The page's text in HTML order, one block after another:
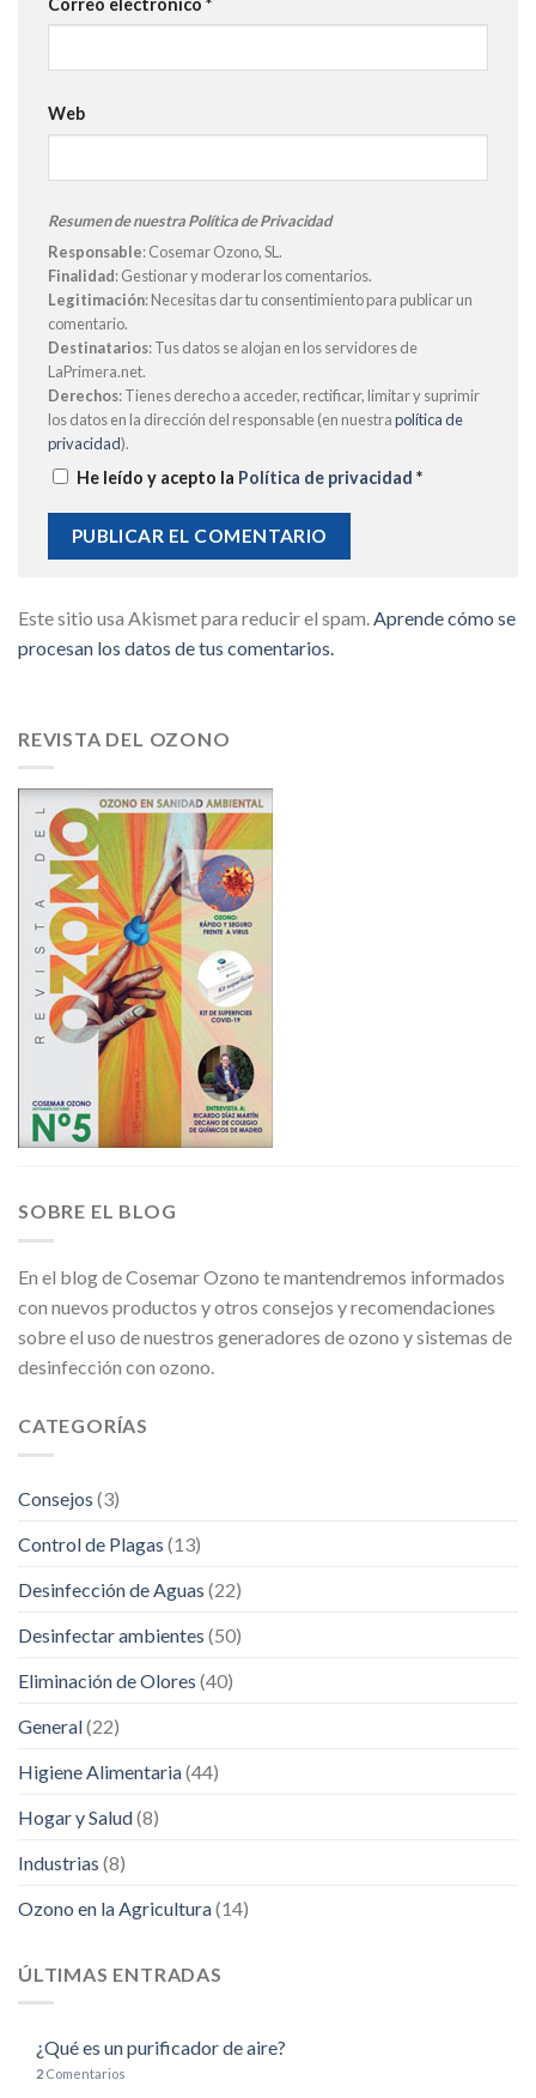
Web
Resumen de nuestra Política de Privacidad
Responsable: Cosemar Ozono, SL.
Finalidad: Gestionar y moderar los comentarios.
Legitimación: Necesitas dar tu consentimiento para publicar un
comentario.
Destinatarios: Tus datos se alojan en los servidores de
LaPrimera.net.
Derechos: Tienes derecho a acceder, rectificar, limitar y suprimir
los datos en la dirección del responsable (en nuestrapolítica de
privacidad).
He leído y acepto la Política de privacidad *
Este sitio usa Akismet para reducir el spam.Aprende cómo se
procesan los datos de tus comentarios.
REVISTA DEL OZONO
SOBRE EL BLOG
En el blog de Cosemar Ozono te mantendremos informados
con nuevos productos y otros consejos y recomendaciones
sobre el uso de nuestros generadores de ozono y sistemas de
desinfección con ozono.
CATEGORÍAS
Consejos (3)
Control de Plagas (13)
Desinfección de Aguas (22)
Desinfectar ambientes (50)
Eliminación de Olores (40)
General(22)
Higiene Alimentaria(44)
Hogar y Salud(8)
Industrias (8)
Ozono en la Agricultura(14)
ÚLTIMAS ENTRADAS
¿Qué es un purificador de aire?
2 Comentarios